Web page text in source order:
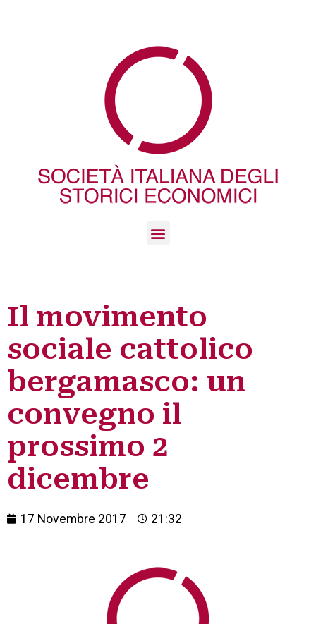
Il movimento
sociale cattolico
bergamasco: un
convegno il
prossimo 2
dicembre
17 Novembre 2017 21:32